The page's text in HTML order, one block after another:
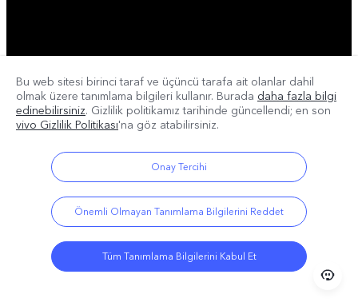
Bu web sitesi birinci taraf ve üçüncü tarafa ait olanlar dahil
olmak üzere tanımlama bilgileri kullanır. Burada daha fazla bilgi
edinebilirsiniz. Gizlilik politikamıztarihinde güncellendi; en son
vivo Gizlilik Politikası'na göz atabilirsiniz.
Onay Tercihi
Önemli Olmayan Tanımlama Bilgilerini Reddet
Tüm Tanımlama Bilgilerini Kabul Et